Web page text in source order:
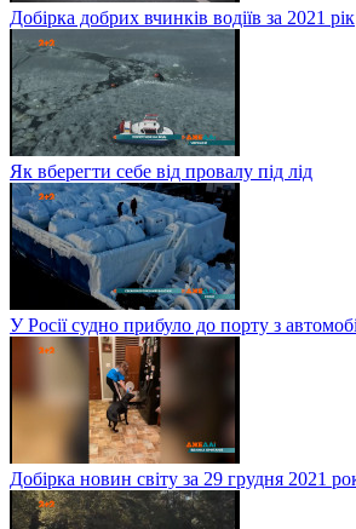
Добірка добрих вчинків водіїв за 2021 рік
Як вберегти себе від провалу під лід
У Росії судно прибуло до порту з
Добірка новин світу за 29 грудня 2021